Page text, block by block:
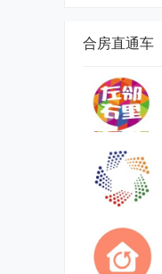
合房直通车